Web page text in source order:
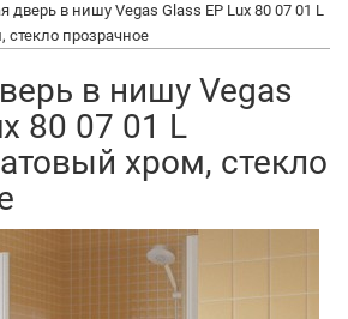
дверь в нишу Vegas Glass EP Lux 80 07 01 L
прозрачное
в нишу Vegas
80 07 01 L
хром, стекло